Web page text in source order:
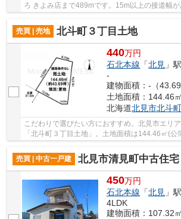
ろ きよみ店まで489mです。15m以上の接道幅が
396㎡(公簿)でイチオシ。不動産購入のことなら
売買 | 売地
北斗町３丁目土地
440万円
石北本線 「北見 」
-
建物面積：-（43.69
土地面積：144.46
北海道北見市北斗町
こだわりで選びたい方におすすめ。北見市エリ
「北斗町３丁目土地」。土地面積は144.46㎡(公
出し入れがしやすい6m以上の前面道路になって
売買 | 中古一戸建
北見市清見町中古住宅
450万円
石北本線 「北見 」
4LDK
建物面積：107.32